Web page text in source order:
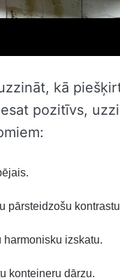
kā
pozitīvs,
pārsteidzošu
harmonisku izskatu.
konteineru dārzu.